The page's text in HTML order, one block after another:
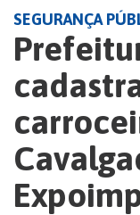
SEGURANÇA